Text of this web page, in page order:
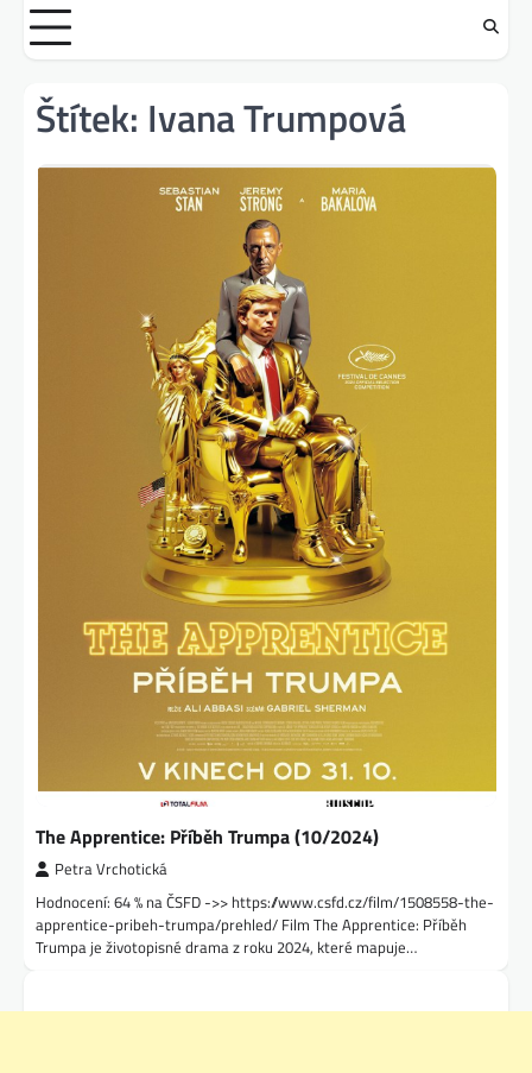
content
Štítek: Ivana Trumpová
The Apprentice: Příběh Trumpa (10/2024)
Petra Vrchotická
Hodnocení: 64 % na ČSFD ->> https://www.csfd.cz/film/1508558-the-
apprentice-pribeh-trumpa/prehled/ Film The Apprentice: Příběh
Trumpa je životopisné drama z roku 2024, které mapuje…